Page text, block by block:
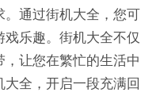
通过街机大全，您可
乐趣。街机大全不仅
让您在繁忙的生活中
全，开启一段充满回